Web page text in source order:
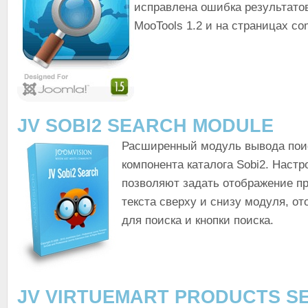
исправлена ошибка
MooTools 1.2 и на страницах
JV SOBI2 SEARCH MODULE
Расширенный модуль вывода
компонента каталога Sobi2.
позволяют задать отображение
текста сверху и снизу модуля,
для поиска и кнопки поиска.
JV VIRTUEMART PRODUCTS